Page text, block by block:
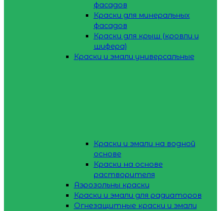
фасадов
Краски для минеральных
фасадов
Краски для крыш (кровли и
шифера)
Краски и эмали универсальные
Краски и эмали на водной
основе
Краски на основе
растворителя
Аэрозольны краски
Краски и эмали для радиаторов
Огнезащитные краски и эмали